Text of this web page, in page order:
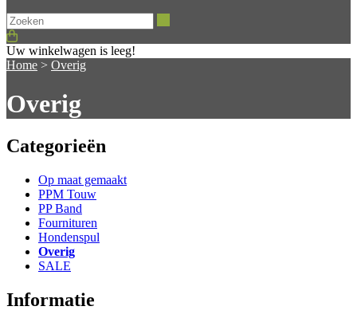
Uw winkelwagen is leeg!
Home > Overig
Overig
Categorieën
Op maat gemaakt
PPM Touw
PP Band
Fournituren
Hondenspul
Overig
SALE
Informatie